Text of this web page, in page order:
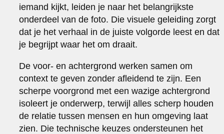
iemand kijkt, leiden je naar het belangrijkste
onderdeel van de foto. Die visuele geleiding zorgt
dat je het verhaal in de juiste volgorde leest en dat
je begrijpt waar het om draait.
De voor- en achtergrond werken samen om
context te geven zonder afleidend te zijn. Een
scherpe voorgrond met een wazige achtergrond
isoleert je onderwerp, terwijl alles scherp houden
de relatie tussen mensen en hun omgeving laat
zien. Die technische keuzes ondersteunen het